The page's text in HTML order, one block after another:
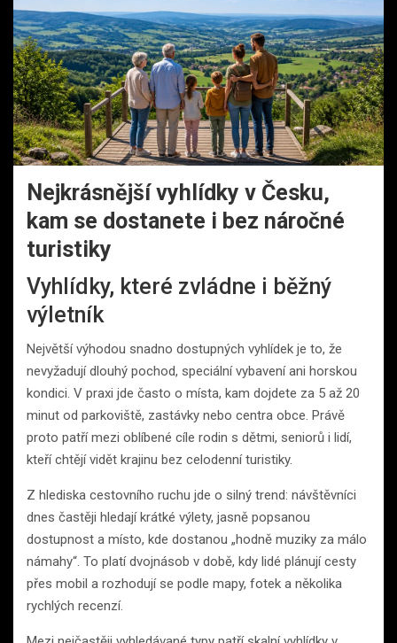
Nejkrásnější vyhlídky v Česku,
kam se dostanete i bez náročné
turistiky
Vyhlídky, které zvládne i běžný
výletník
Největší výhodou snadno dostupných vyhlídek je to, že
nevyžadují dlouhý pochod, speciální vybavení ani horskou
kondici. V praxi jde často o místa, kam dojdete za 5 až 20
minut od parkoviště, zastávky nebo centra obce. Právě
proto patří mezi oblíbené cíle rodin s dětmi, seniorů i lidí,
kteří chtějí vidět krajinu bez celodenní turistiky.
Z hlediska cestovního ruchu jde o silný trend: návštěvníci
dnes častěji hledají krátké výlety, jasně popsanou
dostupnost a místo, kde dostanou „hodně muziky za málo
námahy“. To platí dvojnásob v době, kdy lidé plánují cesty
přes mobil a rozhodují se podle mapy, fotek a několika
rychlých recenzí.